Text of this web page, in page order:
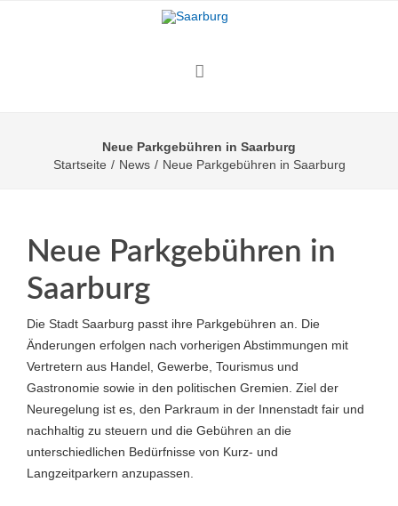
Neue Parkgebühren in Saarburg
Startseite / News / Neue Parkgebühren in Saarburg
Neue Parkgebühren in
Saarburg
Die Stadt Saarburg passt ihre Parkgebühren an. Die
Änderungen erfolgen nach vorherigen Abstimmungen mit
Vertretern aus Handel, Gewerbe, Tourismus und
Gastronomie sowie in den politischen Gremien. Ziel der
Neuregelung ist es, den Parkraum in der Innenstadt fair und
nachhaltig zu steuern und die Gebühren an die
unterschiedlichen Bedürfnisse von Kurz- und
Langzeitparkern anzupassen.